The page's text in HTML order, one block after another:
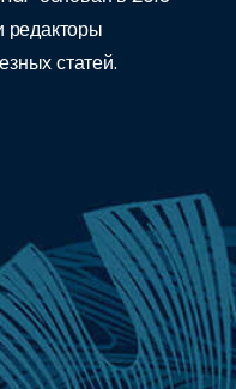
редакторы
статей.